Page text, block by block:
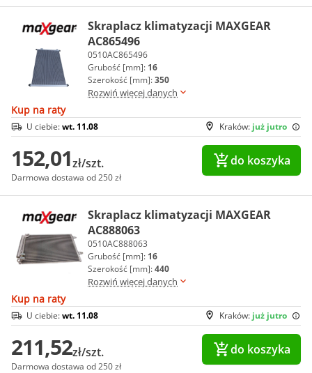
Skraplacz klimatyzacji MAXGEAR
AC865496
0510AC865496
Grubość [mm]: 16
Szerokość [mm]:350
Rozwiń więcej danych
Kup na raty
Kraków: już jutro
U ciebie:wt. 11.08
152,01zł/szt.
Darmowa dostawa od 250 zł
do koszyka
Skraplacz klimatyzacji MAXGEAR
AC888063
0510AC888063
Grubość [mm]: 16
Szerokość [mm]:440
Rozwiń więcej danych
Kup na raty
Kraków: już jutro
U ciebie:wt. 11.08
211,52zł/szt.
Darmowa dostawa od 250 zł
do koszyka